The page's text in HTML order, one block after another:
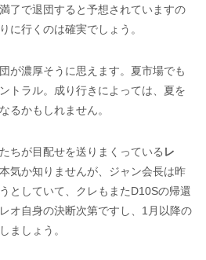
了で退団すると予想されていますの
に行くのは確実でしょう。
が濃厚そうに思えます。夏市場でも
トラル。成り行きによっては、夏を
るかもしれません。
たちが目配せを送りまくっている レ
気か知りませんが、ジャン会長は昨
としていて、クレもまたD10Sの帰還
オ自身の決断次第ですし、1月以降の
ましょう。